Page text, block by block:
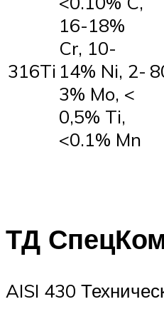
316Ti
16-18%
Cr, 10-
14% Ni, 2-
3% Mo, <
0,5% Ti,
<0.1% Mn
ТД
AISI 430